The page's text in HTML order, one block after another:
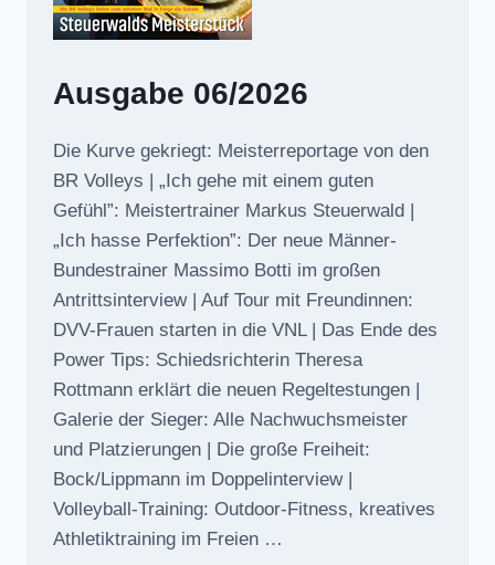
Ausgabe 06/2026
Die Kurve gekriegt: Meisterreportage von den
BR Volleys | „Ich gehe mit einem guten
Gefühl”: Meistertrainer Markus Steuerwald |
„Ich hasse Perfektion”: Der neue Männer-
Bundestrainer Massimo Botti im großen
Antrittsinterview | Auf Tour mit Freundinnen:
DVV-Frauen starten in die VNL | Das Ende des
Power Tips: Schiedsrichterin Theresa
Rottmann erklärt die neuen Regeltestungen |
Galerie der Sieger: Alle Nachwuchsmeister
und Platzierungen | Die große Freiheit:
Bock/Lippmann im Doppelinterview |
Volleyball-Training: Outdoor-Fitness, kreatives
Athletiktraining im Freien …